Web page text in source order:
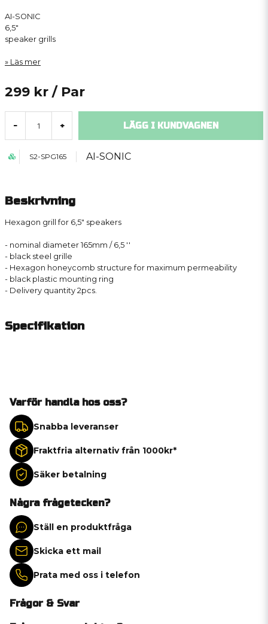
AI-SONIC
6,5″
speaker grills
Läs mer
299 kr / Par
- + LÄGG I KUNDVAGNEN
S2-SPG165 AI-SONIC
Beskrivning
Hexagon grill for 6,5″ speakers
- nominal diameter 165mm / 6,5 ′′
- black steel grille
- Hexagon honeycomb structure for maximum permeability
- black plastic mounting ring
- Delivery quantity 2pcs.
Specifikation
Varför handla hos oss?
Snabba leveranser
Fraktfria alternativ från 1000kr*
Säker betalning
Några frågetecken?
Ställ en produktfråga
Skicka ett mail
Prata med oss i telefon
Frågor & Svar